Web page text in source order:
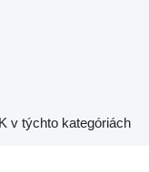
v týchto kategóriách